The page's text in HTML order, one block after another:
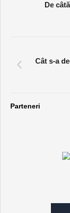
De
Cât s-a
Parteneri